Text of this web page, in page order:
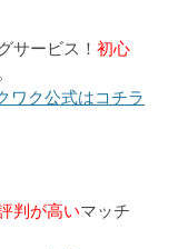
サービス！ 初心
ワク公式はコチラ
判が高いマッチ